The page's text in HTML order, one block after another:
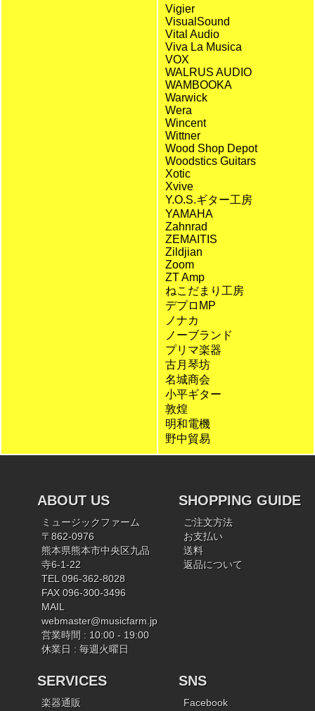
Vigier
VisualSound
Vital Audio
Viva La Musica
VOX
WALRUS AUDIO
WAMBOOKA
Warwick
Wera
Wincent
Wittner
Wood Shop Depot
Woodstics Guitars
Xotic
Xvive
Y.O.S.ギター工房
YAMAHA
Zahnrad
ZEMAITIS
Zildjian
Zoom
ZT Amp
ねこだまり工房
デプロMP
ノナカ
ノーブランド
プリマ楽器
古月琴坊
名城商会
小平ギター
敦煌
明和電機
野中貿易
ABOUT US
ミュージックファーム
〒862-0976
熊本県熊本市中央区九品
寺6-1-22
TEL 096-362-8028
FAX 096-300-3496
MAIL
webmaster@musicfarm.jp
営業時間 : 10:00 - 19:00
休業日 : 毎週火曜日
SHOPPING GUIDE
ご注文方法
お支払い
送料
返品について
SERVICES
楽器通販
SNS
Facebook